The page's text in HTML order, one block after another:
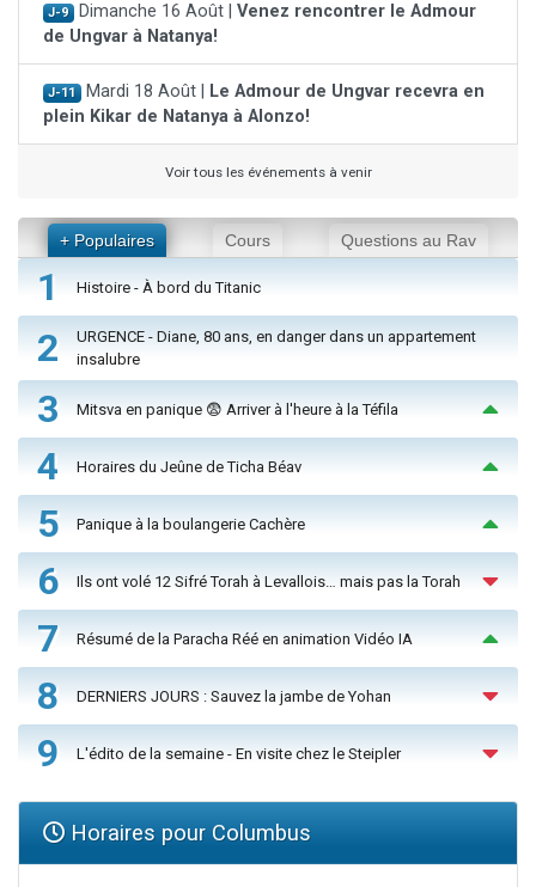
J-9 Dimanche 16 Août | Venez rencontrer le Admour
de Ungvar à Natanya!
J-11 Mardi 18 Août |
Le Admour de Ungvar recevra en
plein Kikar de Natanya à Alonzo!
Voir tous les événements à venir
+ Populaires Cours Questions au Rav
1 Histoire - À bord du Titanic
2
URGENCE - Diane, 80 ans, en danger dans un appartement
insalubre
3 Mitsva en panique 😨 Arriver à l'heure à la Téfila
4 Horaires du Jeûne de Ticha Béav
5 Panique à la boulangerie Cachère
6 Ils ont volé 12 Sifré Torah à Levallois… mais pas la Torah
7 Résumé de la Paracha Réé en animation Vidéo IA
8 DERNIERS JOURS : Sauvez la jambe de Yohan
9 L'édito de la semaine - En visite chez le Steipler
Horaires pour Columbus